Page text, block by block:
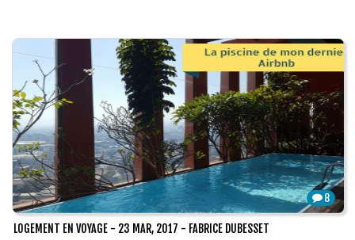
8
LOGEMENT EN VOYAGE - 23 MAR, 2017 - FABRICE DUBESSET